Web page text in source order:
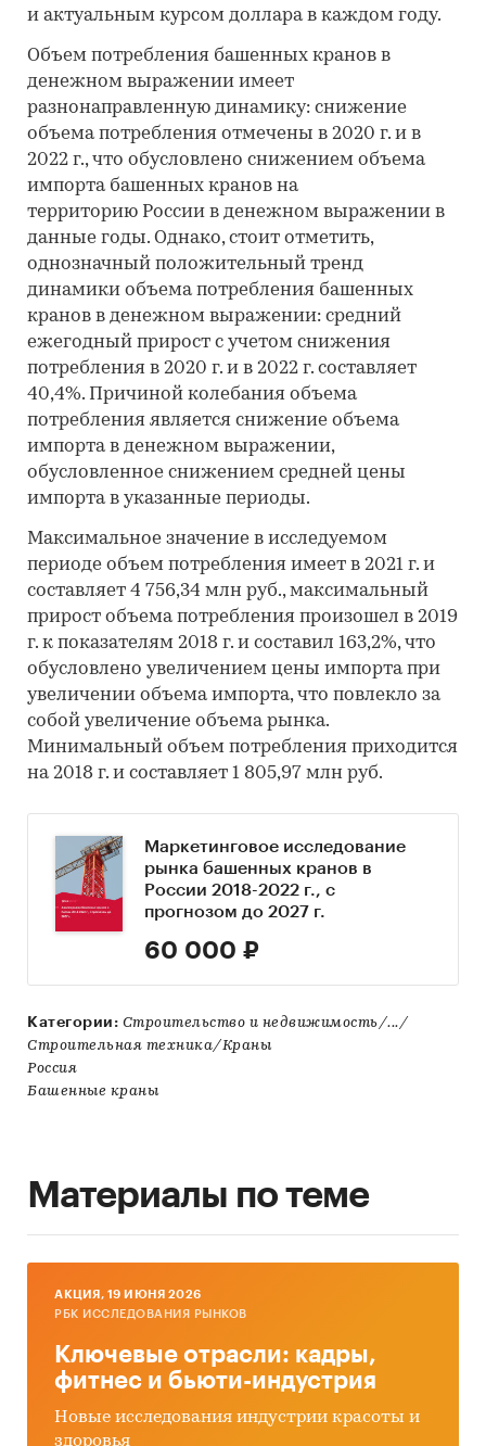
и актуальным курсом доллара в каждом году.
Объем потребления башенных кранов в
денежном выражении имеет
разнонаправленную динамику: снижение
объема потребления отмечены в 2020 г. и в
2022 г., что обусловлено снижением объема
импорта башенных кранов на
территорию России в денежном выражении в
данные годы. Однако, стоит отметить,
однозначный положительный тренд
динамики объема потребления башенных
кранов в денежном выражении: средний
ежегодный прирост с учетом снижения
потребления в 2020 г. и в 2022 г. составляет
40,4%. Причиной колебания объема
потребления является снижение объема
импорта в денежном выражении,
обусловленное снижением средней цены
импорта в указанные периоды.
Максимальное значение в исследуемом
периоде объем потребления имеет в 2021 г. и
составляет 4 756,34 млн руб., максимальный
прирост объема потребления произошел в 2019
г. к показателям 2018 г. и составил 163,2%, что
обусловлено увеличением цены импорта при
увеличении объема импорта, что повлекло за
собой увеличение объема рынка.
Минимальный объем потребления приходится
на 2018 г. и составляет 1 805,97 млн руб.
Маркетинговое исследование
рынка башенных кранов в
России 2018-2022 г., с
прогнозом до 2027 г.
60 000 ₽
Категории: Строительство и недвижимость/.../
Строительная техника/Краны
Россия
Башенные краны
Материалы по теме
AКЦИЯ, 19 ИЮНЯ 2026
РБК ИССЛЕДОВАНИЯ РЫНКОВ
Ключевые отрасли: кадры,
фитнес и бьюти-индустрия
Новые исследования индустрии красоты и
здоровья